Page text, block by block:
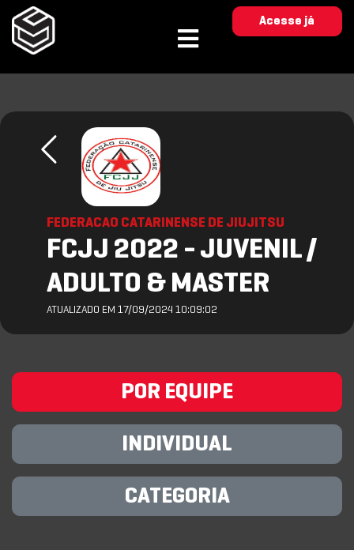
Acesse já
FEDERACAO CATARINENSE DE JIUJITSU
FCJJ 2022 - JUVENIL /
ADULTO & MASTER
ATUALIZADO EM 17/09/2024 10:09:02
POR EQUIPE
INDIVIDUAL
CATEGORIA